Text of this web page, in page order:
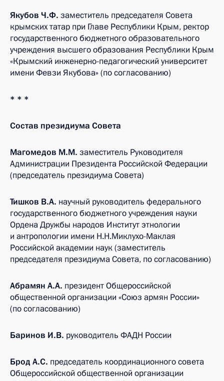
Якубов Ч.Ф. заместитель председателя Совета
крымских татар при Главе Республики Крым, ректор
государственного бюджетного образовательного
учреждения высшего образования Республики Крым
«Крымский инженерно-педагогический университет
имени Февзи Якубова» (по согласованию)
* * *
Состав президиума Совета
Магомедов М.М. заместитель Руководителя
Администрации Президента Российской Федерации
(председатель президиума Совета)
Тишков В.А. научный руководитель федерального
государственного бюджетного учреждения науки
Ордена Дружбы народов Институт этнологии
и антропологии имени Н.Н.Миклухо-Маклая
Российской академии наук (заместитель
председателя президиума Совета, по согласованию)
Абрамян А.А. президент Общероссийской
общественной организации «Союз армян России»
(по согласованию)
Баринов И.В. руководитель ФАДН России
Брод А.С. председатель координационного совета
Общероссийской общественной организации